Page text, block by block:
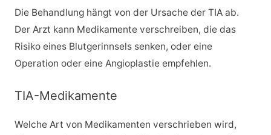
Die Behandlung hängt von der Ursache der TIA ab.
Der Arzt kann Medikamente verschreiben, die das
Risiko eines Blutgerinnsels senken, oder eine
Operation oder eine Angioplastie empfehlen.
TIA-Medikamente
Welche Art von Medikamenten verschrieben wird,